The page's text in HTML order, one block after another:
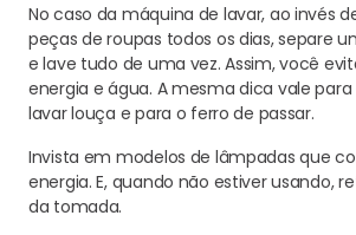
No caso da máquina de lavar, ao invés
peças de roupas todos os dias, separe
e lave tudo de uma vez. Assim, você
energia e água. A mesma dica vale para
lavar louça e para o ferro de passar.
Invista em modelos de lâmpadas que
energia. E, quando não estiver usando,
da tomada.